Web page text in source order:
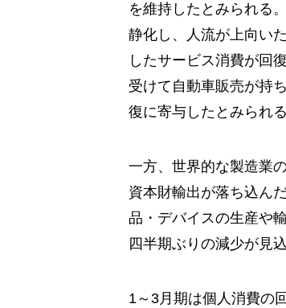
を維持したとみられる
静化し、人流が上向い
したサービス消費が回
受けて自動車販売が持
復に寄与したとみられる
一方、世界的な製造業
資本財輸出が落ち込ん
品・デバイスの生産や
四半期ぶりの減少が見込
1～3月期は個人消費の